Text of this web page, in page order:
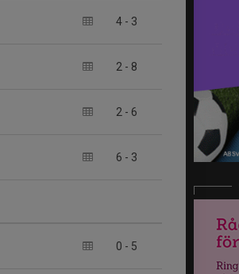
4 - 3
2 - 8
2 - 6
6 - 3
0 - 5